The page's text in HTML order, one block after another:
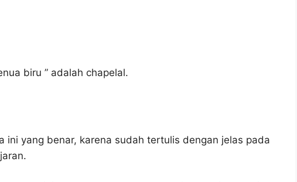
biru ” adalah chapelal.
ini yang benar, karena sudah tertulis dengan jelas pada